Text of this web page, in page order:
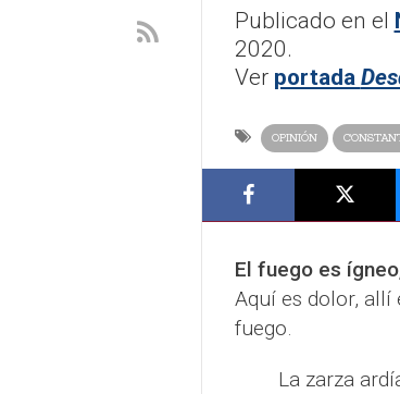
Publicado en el
2020.
Ver portada
OPINIÓN
El fuego es
Aquí es dolor, allí
fuego.
La zarza